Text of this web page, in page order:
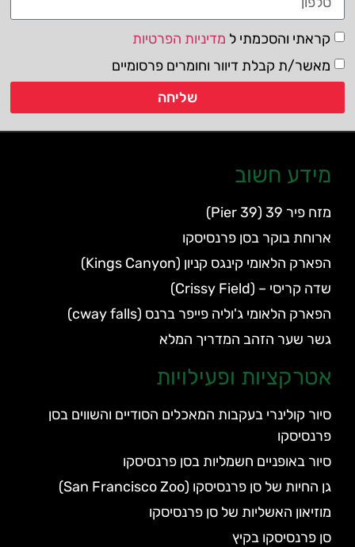
קראתי והסכמתי ל מדיניות הפרטיות
מאשר/ת קבלת דיוור וחומרים פרסומיים
שליחה
מידע חשוב
מזח פיר 39 (Pier 39)
ארוחת בוקר בסן פרנסיסקו
הפארק הלאומי קינגס קניון (Kings Canyon)
שדה קריסי – (Crissy Field)
הפארק הלאומי ג'וליה פייפר ברנס (cway falls)
גשר שער הזהב המדריך המלא
אטרקציות ופעילויות
סיור קולינרי בעקבות המאכלים הסודיים והשווים בסן
פרנסיסקו
סיור באופניים חשמליות בסן פרנסיסקו
גן החיות של סן פרנסיסקו (San Francisco Zoo)
מוזיאון האשליות של סן פרנסיסקו
סן פרנסיסקו בקיץ